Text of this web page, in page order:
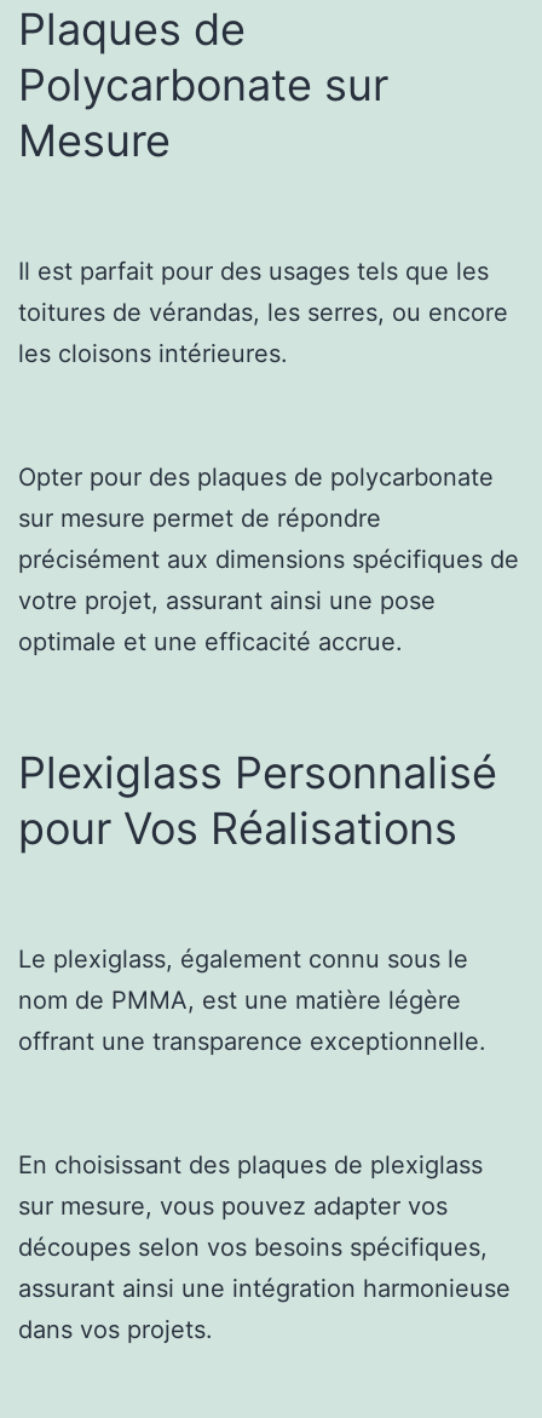
Plaques de
Polycarbonate sur
Mesure
Il est parfait pour des usages tels que les
toitures de vérandas, les serres, ou encore
les cloisons intérieures.
Opter pour des plaques de polycarbonate
sur mesure permet de répondre
précisément aux dimensions spécifiques de
votre projet, assurant ainsi une pose
optimale et une efficacité accrue.
Plexiglass Personnalisé
pour Vos Réalisations
Le plexiglass, également connu sous le
nom de PMMA, est une matière légère
offrant une transparence exceptionnelle.
En choisissant des plaques de plexiglass
sur mesure, vous pouvez adapter vos
découpes selon vos besoins spécifiques,
assurant ainsi une intégration harmonieuse
dans vos projets.